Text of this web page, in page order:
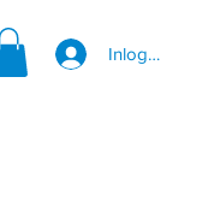
Inloggen